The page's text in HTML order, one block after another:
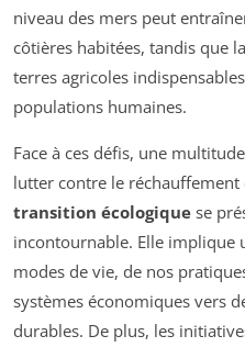
niveau des mers peut
côtières habitées, tandis que
terres agricoles
populations humaines.
Face à ces défis, une
lutter contre le
transition écologique se
incontournable. Elle implique
modes de vie, de nos
systèmes économiques vers
durables. De plus, les